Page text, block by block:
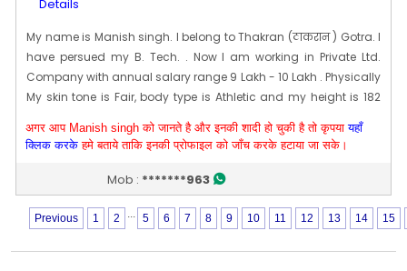
Details
My name is Manish singh. I belong to Thakran (ठाकरान ) Gotra. I
have persued my B. Tech. . Now I am working in Private Ltd.
Company with annual salary range 9 Lakh - 10 Lakh . Physically
My skin tone is Fair, body type is Athletic and my height is 182
Edit Profile
अगर आप Manish singh को जानते है और इनकी शादी हो चुकी है तो कृपयायहाँ
क्लिक करकेहमे बताये ताकि इनकी प्रोफाइल को जाँच करके हटाया जा सके।
Mob : *******963
Previous 1 2 ... 5 6 7 8 9 10 11 12 13 14 15